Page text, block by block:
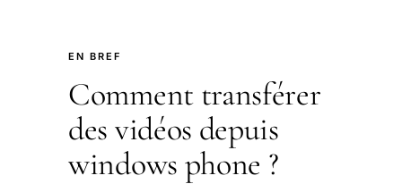
EN BREF
Comment transférer
des vidéos depuis
windows phone ?